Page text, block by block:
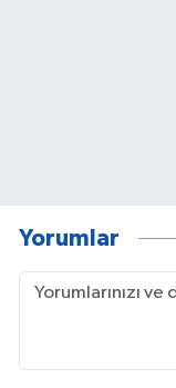
Yorumlar